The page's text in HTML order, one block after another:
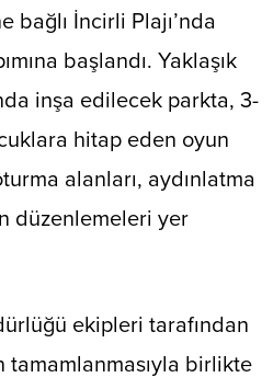
bağlı İncirli Plajı’nda
başlandı. Yaklaşık
inşa edilecek parkta, 3-
hitap eden oyun
alanları, aydınlatma
düzenlemeleri yer
ekipleri tarafından
tamamlanmasıyla birlikte